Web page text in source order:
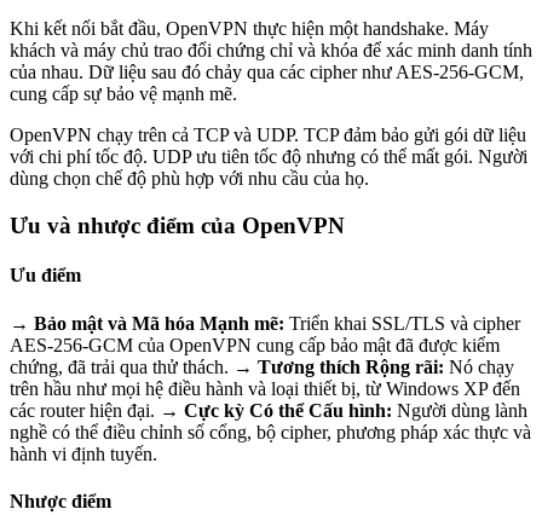
Khi kết nối bắt đầu, OpenVPN thực hiện một handshake. Máy
khách và máy chủ trao đổi chứng chỉ và khóa để xác minh danh tính
của nhau. Dữ liệu sau đó chảy qua các cipher như AES-256-GCM,
cung cấp sự bảo vệ mạnh mẽ.
OpenVPN chạy trên cả TCP và UDP. TCP đảm bảo gửi gói dữ liệu
với chi phí tốc độ. UDP ưu tiên tốc độ nhưng có thể mất gói. Người
dùng chọn chế độ phù hợp với nhu cầu của họ.
Ưu và nhược điểm của OpenVPN
Ưu điểm
→ Bảo mật và Mã hóa Mạnh mẽ: Triển khai SSL/TLS và cipher
AES-256-GCM của OpenVPN cung cấp bảo mật đã được kiểm
chứng, đã trải qua thử thách. → Tương thích Rộng rãi: Nó chạy
trên hầu như mọi hệ điều hành và loại thiết bị, từ Windows XP đến
các router hiện đại. → Cực kỳ Có thể Cấu hình: Người dùng lành
nghề có thể điều chỉnh số cổng, bộ cipher, phương pháp xác thực và
hành vi định tuyến.
Nhược điểm